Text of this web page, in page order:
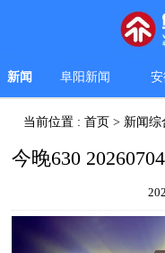
新闻 阜阳新闻
当前位置 :首页 > 新闻综
今晚630 20260704